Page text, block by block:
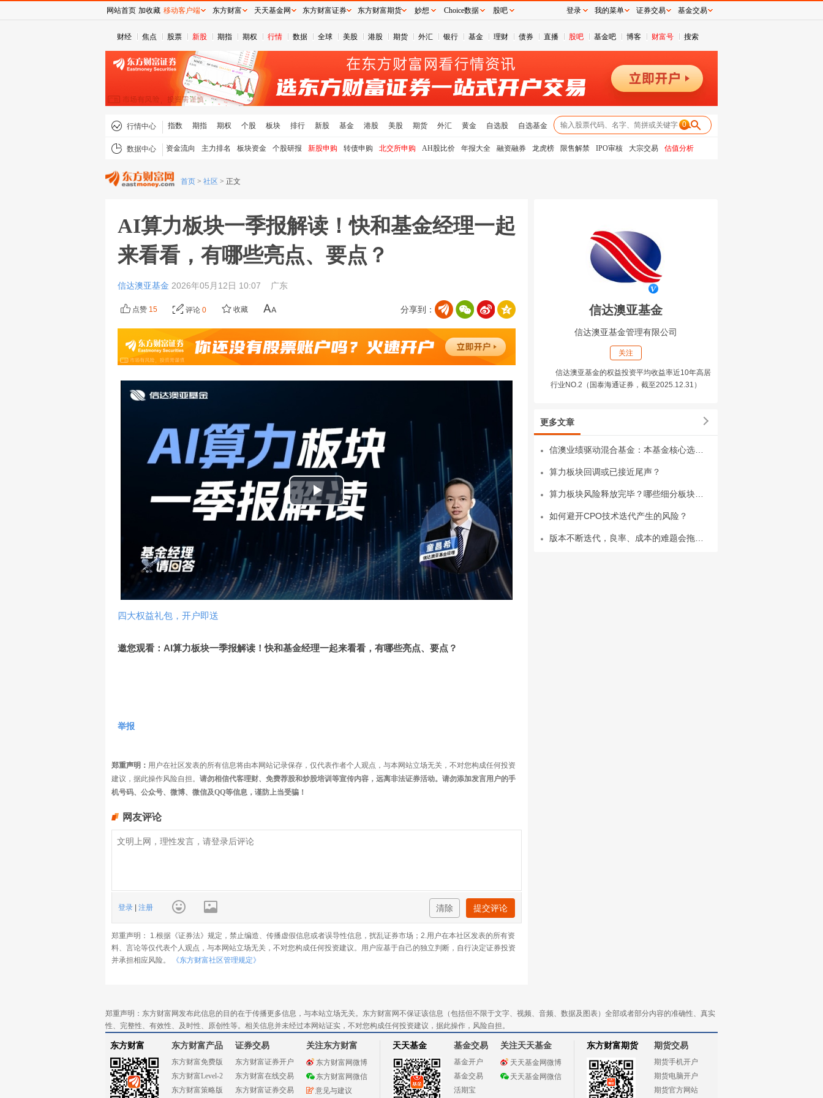
财经 焦点 股票 新股 期指 期权 行情 数据 全球 美股 港股 期货 外汇 银行 基金 理财 债券 直播 股吧 基金吧 博客 财富号 搜索
行情中心 指数 期指 期权 个股 板块 排行 新股 基金 港股 美股 期货 外汇 黄金 自选股 自选基金 0
数据中心 资金流向 主力排名 板块资金 个股研报 新股申购 转债申购 北交所申购 AH股比价 年报大全 融资融券 龙虎榜 限售解禁 IPO审核 大宗交易 估值分析
首页 > 社区 > 正文
AI算力板块一季报解读！快和基金经理一起
来看看，有哪些亮点、要点？
信达澳亚基金 2026年05月12日 10:07 广东
分享到：
点赞 15 评论 0 收藏
播
视
频
四大权益礼包，开户即送
邀您观看：AI算力板块一季报解读！快和基金经理一起来看看，有哪些亮点、要点？
举报
郑重声明： 用户在社区发表的所有信息将由本网站记录保存，仅代表作者个人观点，与本网站立场无关，不对您构成任何投资
建议，据此操作风险自担。 请勿相信代客理财、免费荐股和炒股培训等宣传内容，远离非法证券活动。请勿添加发言用户的手
机号码、公众号、微博、微信及QQ等信息，谨防上当受骗！
网友评论
登录 注册 清除 提交评论
郑重声明： 1.根据《证券法》规定，禁止编造、传播虚假信息或者误导性信息，扰乱证券市场；2.用户在本社区发表的所有资
料、言论等仅代表个人观点，与本网站立场无关，不对您构成任何投资建议。用户应基于自己的独立判断，自行决定证券投资
并承担相应风险。
《东方财富社区管理规定》
信达澳亚基金
信达澳亚基金管理有限公司
关注
信达澳亚基金的权益投资平均收益率近10年高居
行业NO.2（国泰海通证券，截至2025.12.31）
更多文章
算力板块回调或已接近尾声？
如何避开CPO技术迭代产生的风险？
郑重声明：东方财富网发布此信息的目的在于传播更多信息，与本站立场无关。东方财富网不保证该信息（包括但不限于文字、视频、音频、数据及图表）全部或者部分内容的准确性、真实
性、完整性、有效性、及时性、原创性等。相关信息并未经过本网站证实，不对您构成任何投资建议，据此操作，风险自担。
东方财富 东方财富产品
东方财富免费版
东方财富Level-2
东方财富策略版
证券交易
东方财富证券开户
东方财富在线交易
东方财富证券交易
关注东方财富
东方财富网微博
东方财富网微信
意见与建议
天天基金 基金交易
基金开户
基金交易
活期宝
关注天天基金
天天基金网微博
天天基金网微信
东方财富期货 期货交易
期货手机开户
期货电脑开户
期货官方网站
网站首页 加收藏 移动客户端 东方财富 天天基金网 东方财富证券 东方财富期货 妙想 Choice数据 股吧 登录 我的菜单 证券交易 基金交易